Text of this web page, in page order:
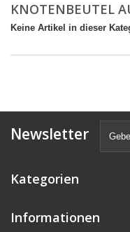
KNOTENBEUTEL
Keine Artikel in dieser
Newsletter
Kategorien
Informationen